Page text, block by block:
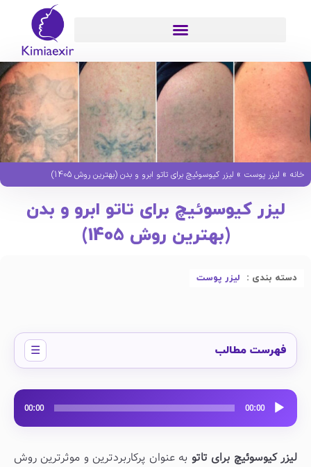
خانه » لیزر پوست » لیزر کیوسوئیچ برای تاتو ابرو و بدن (بهترین روش 1405)
لیزر کیوسوئیچ برای تاتو ابرو و بدن
(بهترین روش 1405)
دسته بندی : لیزر پوست
فهرست مطالب
پخش‌کننده
صوت
00:00
00:00
لیزر کیوسوئیچ برای تاتو به عنوان پرکاربردترین و موثرترین روش